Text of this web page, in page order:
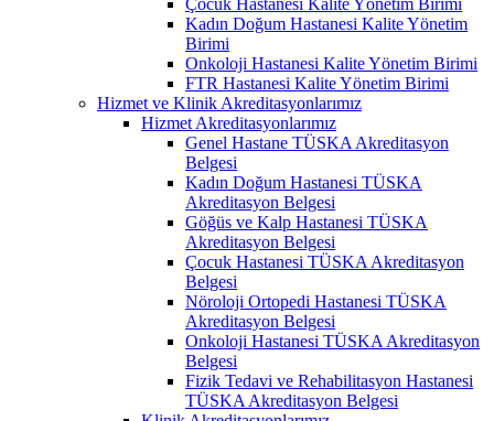
Kadın Doğum Hastanesi Kalite Yönetim
Birimi
Onkoloji Hastanesi Kalite Yönetim Birimi
FTR Hastanesi Kalite Yönetim Birimi
Hizmet ve Klinik Akreditasyonlarımız
Hizmet Akreditasyonlarımız
Genel Hastane TÜSKA Akreditasyon
Belgesi
Kadın Doğum Hastanesi TÜSKA
Akreditasyon Belgesi
Göğüs ve Kalp Hastanesi TÜSKA
Akreditasyon Belgesi
Çocuk Hastanesi TÜSKA Akreditasyon
Belgesi
Nöroloji Ortopedi Hastanesi TÜSKA
Akreditasyon Belgesi
Onkoloji Hastanesi TÜSKA Akreditasyon
Belgesi
Fizik Tedavi ve Rehabilitasyon Hastanesi
TÜSKA Akreditasyon Belgesi